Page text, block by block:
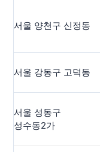
서울 양천구 신정동
서울 강동구 고덕동
서울 성동구
성수동2가